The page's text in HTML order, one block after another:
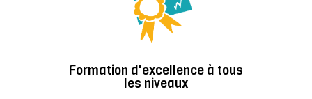
Formation d'excellence à tous
les niveaux